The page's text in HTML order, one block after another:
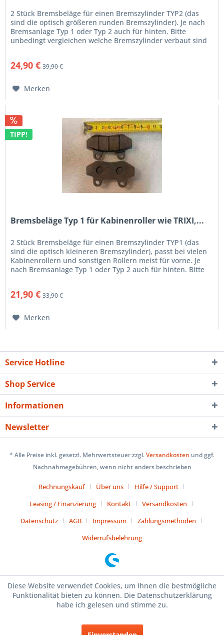
2 Stück Bremsbeläge für einen Bremszylinder TYP2 (das
sind die optisch größeren runden Bremszylinder). Je nach
Bremsanlage Typ 1 oder Typ 2 auch für hinten. Bitte
unbedingt vergleichen welche Bremszylinder verbaut sind
24,90 € 39,90 €
Merken
TIPP!
Bremsbeläge Typ 1 für Kabinenroller wie TRIXI,...
2 Stück Bremsbeläge für einen Bremszylinder TYP1 (das
sind die optisch kleineren Bremszylinder), passt bei vielen
Kabinenrollern und sonstigen Rollern meist für vorne. Je
nach Bremsanlage Typ 1 oder Typ 2 auch für hinten. Bitte
21,90 € 33,90 €
Merken
Service Hotline
Shop Service
Informationen
Newsletter
* Alle Preise inkl. gesetzl. Mehrwertsteuer zzgl.Versandkosten und ggf.
Nachnahmegebühren, wenn nicht anders beschrieben
Rechnungskauf Über uns
Hilfe / Support
Leasing / Finanzierung
Kontakt
Versandkosten
Datenschutz
AGB Impressum
Zahlungsmethoden
Widerrufsbelehrung
Diese Website verwendet Cookies, um Ihnen die bestmögliche
Funktionalität bieten zu können. Die Datenschutzerklärung
habe ich gelesen und stimme zu.